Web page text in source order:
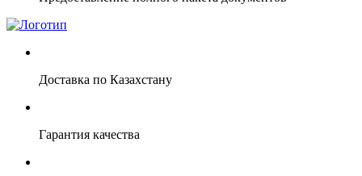
Доставка по Казахстану
Гарантия качества